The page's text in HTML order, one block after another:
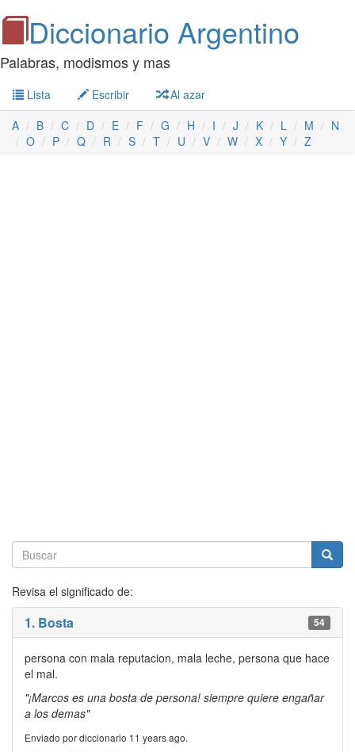
Diccionario Argentino
Palabras, modismos y mas
Lista Escribir
Al azar
A
B C D E F G H I J K L M
N
O
P Q R S T U V W X Y Z
Revisa el significado de:
1. Bosta 54
persona con mala reputacion, mala leche, persona que hace
el mal.
"¡Marcos es una bosta de persona! siempre quiere engañar
a los demas"
Enviado por diccionario 11 years ago.